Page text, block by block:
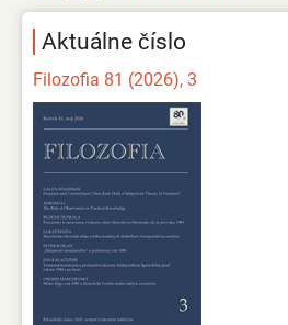
Aktuálne číslo
Filozofia 81 (2026), 3